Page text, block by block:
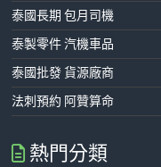
泰國長期 包月司機
泰製零件 汽機車品
泰國批發 貨源廠商
法刺預約 阿贊算命
熱門分類